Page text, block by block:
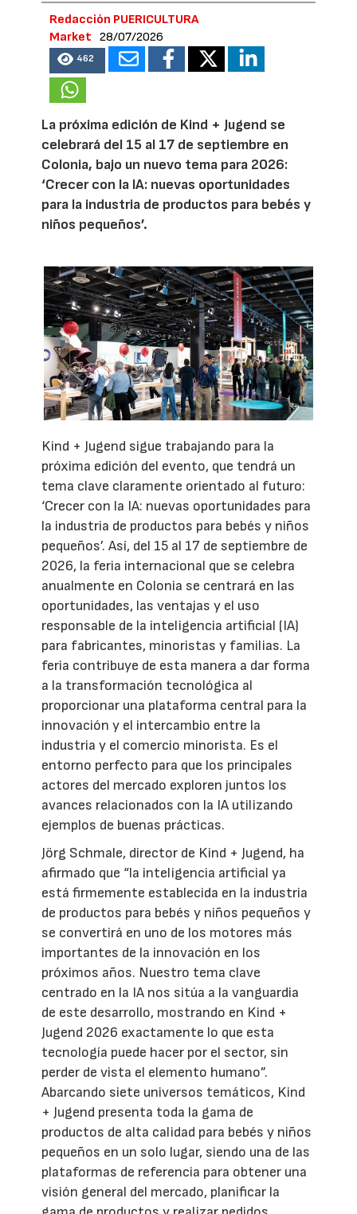
Redacción PUERICULTURA
Market
28/07/2026
462
La próxima edición de Kind + Jugend se
celebrará del 15 al 17 de septiembre en
Colonia, bajo un nuevo tema para 2026:
‘Crecer con la IA: nuevas oportunidades
para la industria de productos para bebés y
niños pequeños’.
Kind + Jugend sigue trabajando para la
próxima edición del evento, que tendrá un
tema clave claramente orientado al futuro:
‘Crecer con la IA: nuevas oportunidades para
la industria de productos para bebés y niños
pequeños’. Así, del 15 al 17 de septiembre de
2026, la feria internacional que se celebra
anualmente en Colonia se centrará en las
oportunidades, las ventajas y el uso
responsable de la inteligencia artificial (IA)
para fabricantes, minoristas y familias. La
feria contribuye de esta manera a dar forma
a la transformación tecnológica al
proporcionar una plataforma central para la
innovación y el intercambio entre la
industria y el comercio minorista. Es el
entorno perfecto para que los principales
actores del mercado exploren juntos los
avances relacionados con la IA utilizando
ejemplos de buenas prácticas.
Jörg Schmale, director de Kind + Jugend, ha
afirmado que “la inteligencia artificial ya
está firmemente establecida en la industria
de productos para bebés y niños pequeños y
se convertirá en uno de los motores más
importantes de la innovación en los
próximos años. Nuestro tema clave
centrado en la IA nos sitúa a la vanguardia
de este desarrollo, mostrando en Kind +
Jugend 2026 exactamente lo que esta
tecnología puede hacer por el sector, sin
perder de vista el elemento humano”.
Abarcando siete universos temáticos, Kind
+ Jugend presenta toda la gama de
productos de alta calidad para bebés y niños
pequeños en un solo lugar, siendo una de las
plataformas de referencia para obtener una
visión general del mercado, planificar la